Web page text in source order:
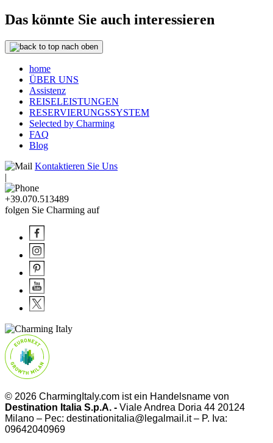
Das könnte Sie auch interessieren
nach oben
home
ÜBER UNS
Assistenz
REISELEISTUNGEN
RESERVIERUNGSSYSTEM
Selected by Charming
FAQ
Blog
Kontaktieren Sie Uns
|
+39.070.513489
folgen Sie Charming auf
© 2026 CharmingItaly.com ist ein Handelsname von
Destination Italia S.p.A. - Viale Andrea Doria 44 20124
Milano – Pec: destinationitalia@legalmail.it – P. Iva:
09642040969